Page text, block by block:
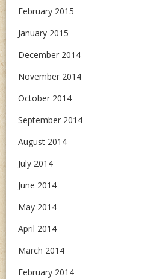
February 2015
January 2015
December 2014
November 2014
October 2014
September 2014
August 2014
July 2014
June 2014
May 2014
April 2014
March 2014
February 2014